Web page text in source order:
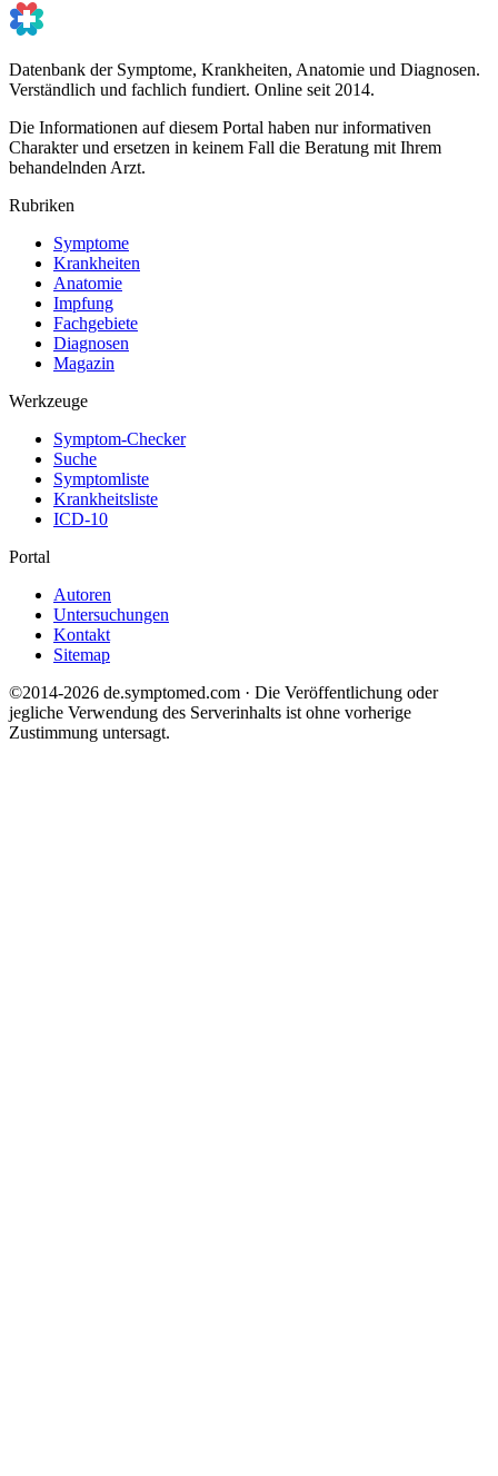
Datenbank der Symptome, Krankheiten, Anatomie und Diagnosen.
Verständlich und fachlich fundiert. Online seit 2014.
Die Informationen auf diesem Portal haben nur informativen
Charakter und ersetzen in keinem Fall die Beratung mit Ihrem
behandelnden Arzt.
Rubriken
Symptome
Krankheiten
Anatomie
Impfung
Fachgebiete
Diagnosen
Magazin
Werkzeuge
Symptom-Checker
Suche
Symptomliste
Krankheitsliste
ICD-10
Portal
Autoren
Untersuchungen
Kontakt
Sitemap
©2014-2026 de.symptomed.com · Die Veröffentlichung oder
jegliche Verwendung des Serverinhalts ist ohne vorherige
Zustimmung untersagt.